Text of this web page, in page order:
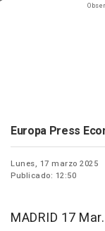
Europa Press
Lunes, 17 marzo 2025
Publicado: 12:50
MADRID 17